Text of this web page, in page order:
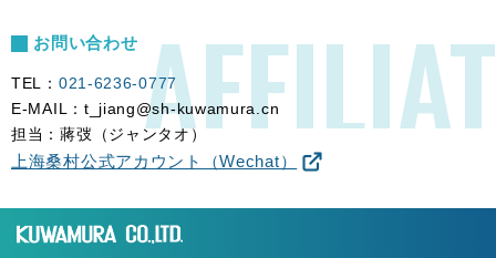
お問い合わせ
TEL： 021-6236-0777
E-MAIL：t_jiang@sh-kuwamura.cn
担当：蔣弢（ジャンタオ）
上海桑村公式アカウント（Wechat）
AFFILIAT